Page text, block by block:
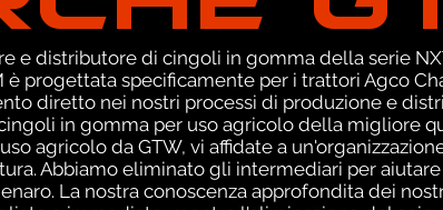
e distributore di cingoli in gomma della serie
progettata specificamente per i trattori Agco
diretto nei nostri processi di produzione e
in gomma per uso agricolo della migliore
agricolo da GTW, vi affidate a
Abbiamo eliminato gli intermediari per
La nostra conoscenza approfondita dei